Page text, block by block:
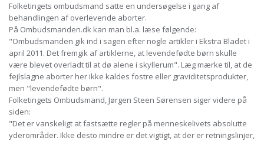
Folketingets ombudsmand satte en undersøgelse i gang af
behandlingen af overlevende aborter.
På Ombudsmanden.dk kan man bl.a. læse følgende:
"Ombudsmanden gik ind i sagen efter nogle artikler i Ekstra Bladet i
april 2011. Det fremgik af artiklerne, at levendefødte børn skulle
være blevet overladt til at dø alene i skyllerum". Læg mærke til, at de
fejlslagne aborter her ikke kaldes fostre eller graviditetsprodukter,
men "levendefødte børn".
Folketingets Ombudsmand, Jørgen Steen Sørensen siger videre på
siden:
"Det er vanskeligt at fastsætte regler på menneskelivets absolutte
yderområder. Ikke desto mindre er det vigtigt, at der er retningslinjer,